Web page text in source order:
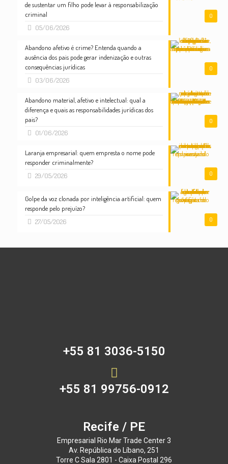
0
de sustentar um filho pode levar à responsabilização
criminal
05/06/2026
0
Abandono afetivo é crime? Entenda quando a
ausência dos pais pode gerar indenização e outras
consequências jurídicas
03/06/2026
0
Abandono material, afetivo e intelectual: qual a
diferença e quais as responsabilidades jurídicas dos
pais?
01/06/2026
0
Laranja empresarial: quem empresta o nome pode
responder criminalmente?
29/05/2026
0
Golpe da voz clonada por inteligência artificial: quem
responde pelo prejuízo?
27/05/2026
+55 81 3036-5150
+55 81 99756-0912
Recife / PE
Empresarial Rio Mar Trade Center 3
Av. República do Líbano, 251
Torre C Sala 2801 - Caixa Postal 296